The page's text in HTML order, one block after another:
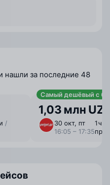
нашли за последние 48
/
Самый дешёвый с
1,03 млн
30 окт, пт
16:05 – 17:35
1 ⁠ч